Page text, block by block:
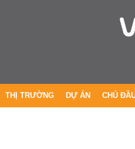
THỊ TRƯỜNG DỰ ÁN CHỦ